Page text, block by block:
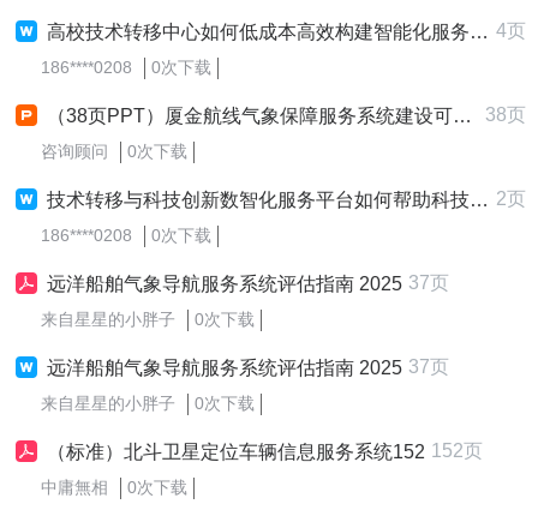
高校技术转移中心如何低成本高效构建智能化服务系统以提升成果转化效率？ 4页
186****0208 0次下载
（38页PPT）厦金航线气象保障服务系统建设可行性研究报告 38页
咨询顾问 0次下载
技术转移与科技创新数智化服务平台如何帮助科技服务机构构建智能服务系统？ 2页
186****0208 0次下载
远洋船舶气象导航服务系统评估指南 2025 37页
来自星星的小胖子 0次下载
远洋船舶气象导航服务系统评估指南 2025 37页
来自星星的小胖子 0次下载
（标准）北斗卫星定位车辆信息服务系统152 152页
中庸無相 0次下载